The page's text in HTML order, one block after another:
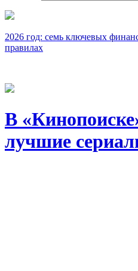
2026 год: семь ключевых
правилах
В
лучшие